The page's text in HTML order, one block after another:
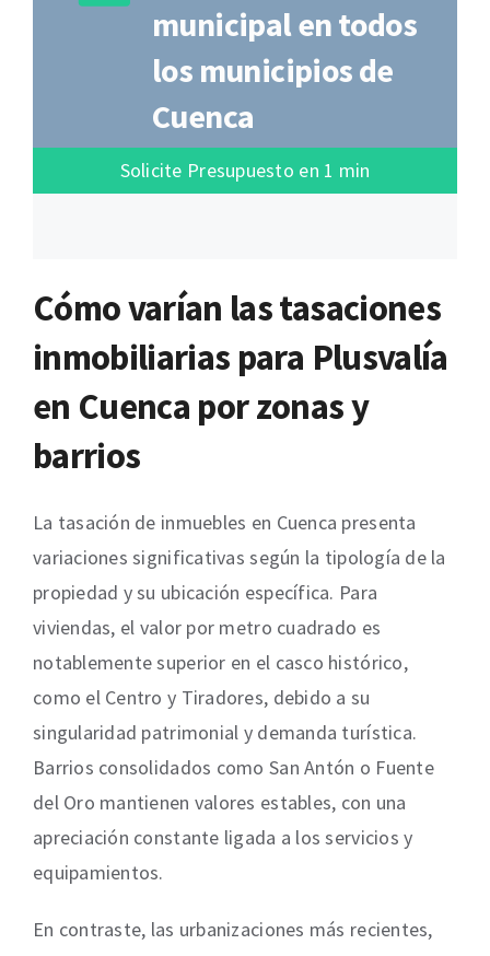
municipal en todos
los municipios de
Cuenca
Solicite Presupuesto en 1 min
Cómo varían las tasaciones
inmobiliarias para Plusvalía
en Cuenca por zonas y
barrios
La tasación de inmuebles en Cuenca presenta
variaciones significativas según la tipología de la
propiedad y su ubicación específica. Para
viviendas, el valor por metro cuadrado es
notablemente superior en el casco histórico,
como el Centro y Tiradores, debido a su
singularidad patrimonial y demanda turística.
Barrios consolidados como San Antón o Fuente
del Oro mantienen valores estables, con una
apreciación constante ligada a los servicios y
equipamientos.
En contraste, las urbanizaciones más recientes,